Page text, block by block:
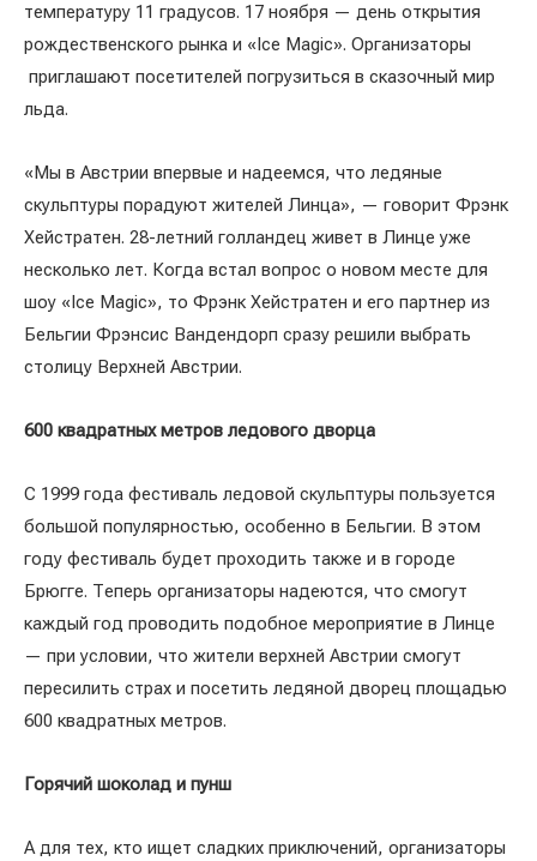
температуру 11 градусов. 17 ноября — день открытия
рождественского рынка и «Ice Magic». Организаторы
приглашают посетителей погрузиться в сказочный мир
льда.
«Мы в Австрии впервые и надеемся, что ледяные
скульптуры порадуют жителей Линца», — говорит Фрэнк
Хейстратен. 28-летний голландец живет в Линце уже
несколько лет. Когда встал вопрос о новом месте для
шоу «Ice Magic», то Фрэнк Хейстратен и его партнер из
Бельгии Фрэнсис Вандендорп сразу решили выбрать
столицу Верхней Австрии.
600 квадратных метров ледового дворца
С 1999 года фестиваль ледовой скульптуры пользуется
большой популярностью, особенно в Бельгии. В этом
году фестиваль будет проходить также и в городе
Брюгге. Теперь организаторы надеются, что смогут
каждый год проводить подобное мероприятие в Линце
— при условии, что жители верхней Австрии смогут
пересилить страх и посетить ледяной дворец площадью
600 квадратных метров.
Горячий шоколад и пунш
А для тех, кто ищет сладких приключений, организаторы